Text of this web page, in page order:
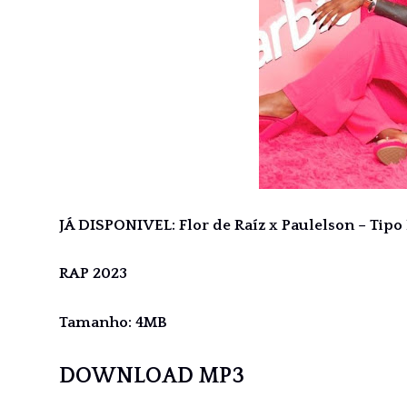
JÁ DISPONIVEL: Flor de Raíz x Paulelson – Tipo
RAP 2023
Tamanho: 4MB
DOWNLOAD MP3